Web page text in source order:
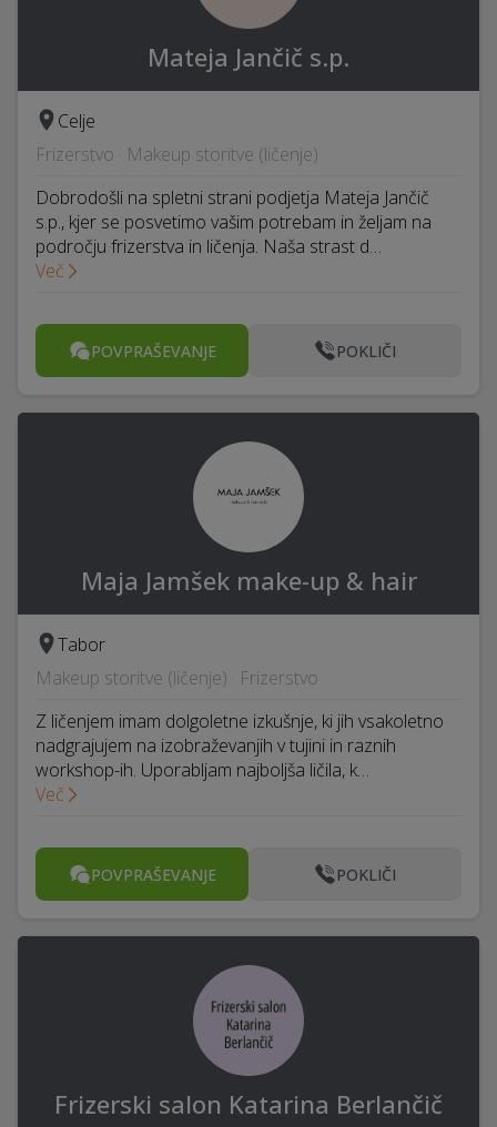
Mateja Jančič s.p.
Celje
Frizerstvo · Makeup storitve (ličenje)
Dobrodošli na spletni strani podjetja Mateja Jančič
s.p., kjer se posvetimo vašim potrebam in željam na
področju frizerstva in ličenja. Naša strast d…
Več
POVPRAŠEVANJE POKLIČI
Maja Jamšek make-up & hair
Tabor
Makeup storitve (ličenje) · Frizerstvo
Z ličenjem imam dolgoletne izkušnje, ki jih vsakoletno
nadgrajujem na izobraževanjih v tujini in raznih
workshop-ih. Uporabljam najboljša ličila, k…
Več
POVPRAŠEVANJE POKLIČI
Frizerski salon Katarina Berlančič